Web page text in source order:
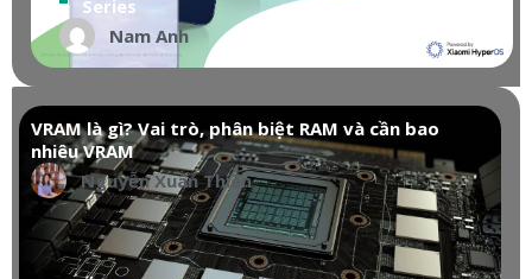
Series
Nam Anh
VRAM là gì? Vai trò, phân biệt RAM và cần bao
nhiêu VRAM
Nguyễn Xuân Thiên